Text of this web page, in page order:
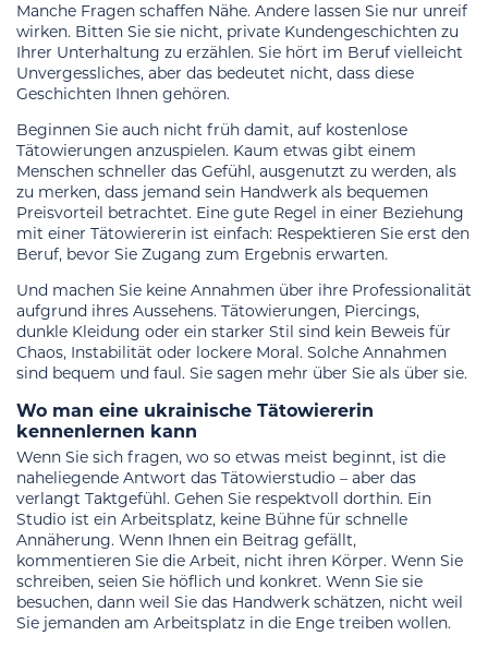
Manche Fragen schaffen Nähe. Andere lassen Sie nur unreif
wirken. Bitten Sie sie nicht, private Kundengeschichten zu
Ihrer Unterhaltung zu erzählen. Sie hört im Beruf vielleicht
Unvergessliches, aber das bedeutet nicht, dass diese
Geschichten Ihnen gehören.
Beginnen Sie auch nicht früh damit, auf kostenlose
Tätowierungen anzuspielen. Kaum etwas gibt einem
Menschen schneller das Gefühl, ausgenutzt zu werden, als
zu merken, dass jemand sein Handwerk als bequemen
Preisvorteil betrachtet. Eine gute Regel in einer Beziehung
mit einer Tätowiererin ist einfach: Respektieren Sie erst den
Beruf, bevor Sie Zugang zum Ergebnis erwarten.
Und machen Sie keine Annahmen über ihre Professionalität
aufgrund ihres Aussehens. Tätowierungen, Piercings,
dunkle Kleidung oder ein starker Stil sind kein Beweis für
Chaos, Instabilität oder lockere Moral. Solche Annahmen
sind bequem und faul. Sie sagen mehr über Sie als über sie.
Wo man eine ukrainische Tätowiererin
kennenlernen kann
Wenn Sie sich fragen, wo so etwas meist beginnt, ist die
naheliegende Antwort das Tätowierstudio – aber das
verlangt Taktgefühl. Gehen Sie respektvoll dorthin. Ein
Studio ist ein Arbeitsplatz, keine Bühne für schnelle
Annäherung. Wenn Ihnen ein Beitrag gefällt,
kommentieren Sie die Arbeit, nicht ihren Körper. Wenn Sie
schreiben, seien Sie höflich und konkret. Wenn Sie sie
besuchen, dann weil Sie das Handwerk schätzen, nicht weil
Sie jemanden am Arbeitsplatz in die Enge treiben wollen.